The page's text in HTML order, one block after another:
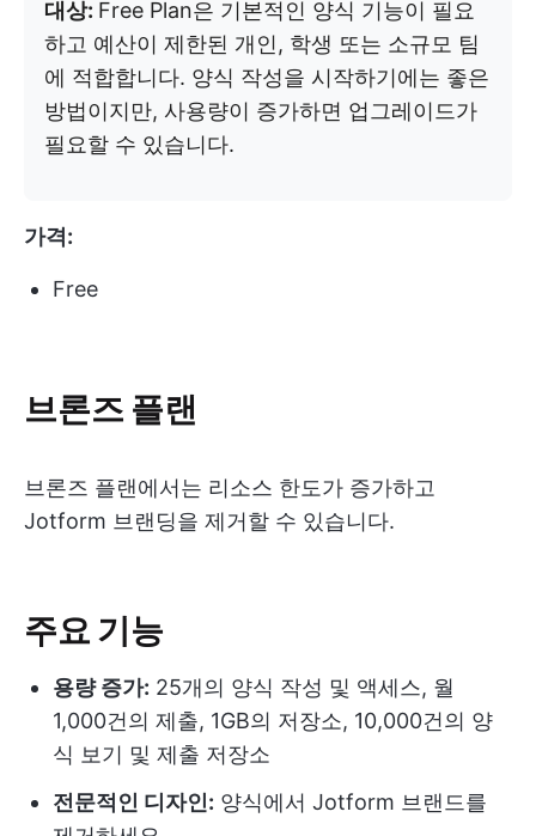
대상: Free Plan은 기본적인 양식 기능이 필요
하고 예산이 제한된 개인, 학생 또는 소규모 팀
에 적합합니다. 양식 작성을 시작하기에는 좋은
방법이지만, 사용량이 증가하면 업그레이드가
필요할 수 있습니다.
가격:
Free
브론즈 플랜
브론즈 플랜에서는 리소스 한도가 증가하고
Jotform 브랜딩을 제거할 수 있습니다.
주요 기능
용량 증가: 25개의 양식 작성 및 액세스, 월
1,000건의 제출, 1GB의 저장소, 10,000건의 양
식 보기 및 제출 저장소
전문적인 디자인: 양식에서 Jotform 브랜드를